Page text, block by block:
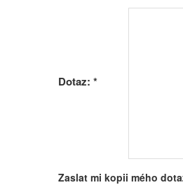
Dotaz: *
Zaslat mi kopii mého